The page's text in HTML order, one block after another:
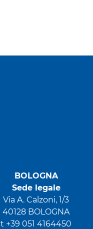
BOLOGNA
Sede legale
Via A. Calzoni, 1/3
40128 BOLOGNA
t +39 051 4164450